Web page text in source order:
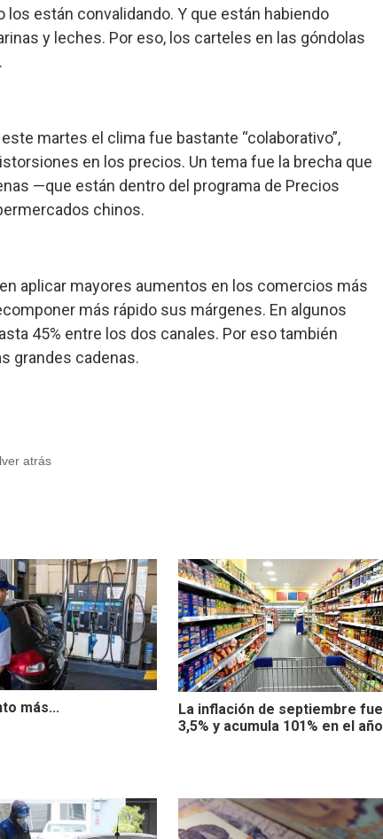
están convalidando. Y que están habiendo
y leches. Por eso, los carteles en las góndolas
martes el clima fue bastante “colaborativo”,
en los precios. Un tema fue la brecha que
—que están dentro del programa de Precios
chinos.
aplicar mayores aumentos en los comercios más
más rápido sus márgenes. En algunos
45% entre los dos canales. Por eso también
grandes cadenas.
atrás
más...
La inflación de septiembre fue
3,5% y acumula 101% en el año